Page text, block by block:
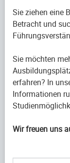
Sie ziehen eine
Betracht und
Sie möchten
erfahren? In
Informationen
Wir freuen uns